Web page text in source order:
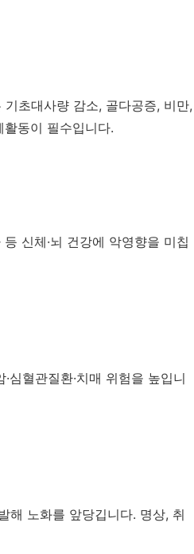
초대사량 감소, 골다공증, 비만,
활동이 필수입니다.
신체·뇌 건강에 악영향을 미칩
심혈관질환·치매 위험을 높입니
해 노화를 앞당깁니다. 명상, 취